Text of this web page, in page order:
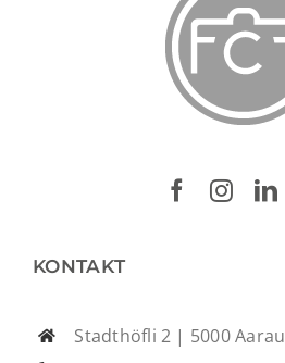
KONTAKT
Stadthöfli 2 | 5000 Aarau